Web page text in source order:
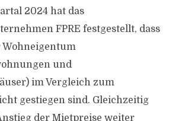
2024 hat das
FPRE festgestellt, dass
Wohneigentum
und
im Vergleich zum
gestiegen sind. Gleichzeitig
der Mietpreise weiter